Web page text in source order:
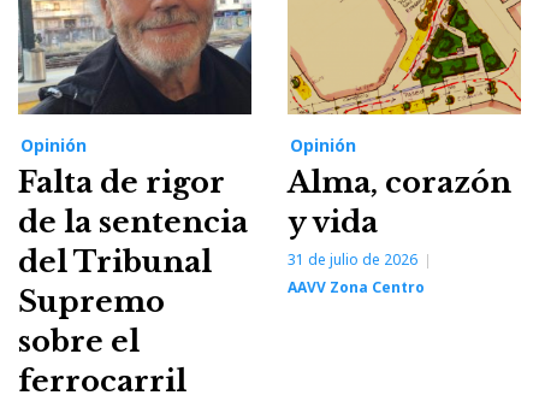
Opinión
Falta de rigor
de la sentencia
del Tribunal
Supremo
sobre el
ferrocarril
Opinión
Alma, corazón
y vida
31 de julio de 2026
AAVV Zona Centro